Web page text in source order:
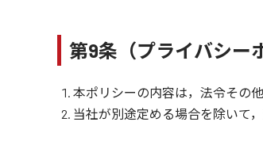
第9条（プライバシー
本ポリシーの内容は，法令その
当社が別途定める場合を除いて